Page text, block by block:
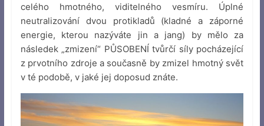
celého hmotného, viditelného vesmíru. Úplné
neutralizování dvou protikladů (kladné a záporné
energie, kterou nazýváte jin a jang) by mělo za
následek „zmizení“ PŮSOBENÍ tvůrčí síly pocházející
z prvotního zdroje a současně by zmizel hmotný svět
v té podobě, v jaké jej doposud znáte.